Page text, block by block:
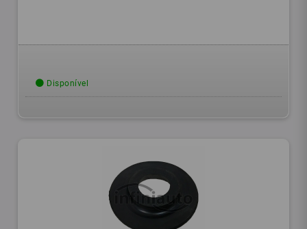
Disponível